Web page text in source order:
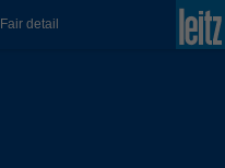
Fair detail